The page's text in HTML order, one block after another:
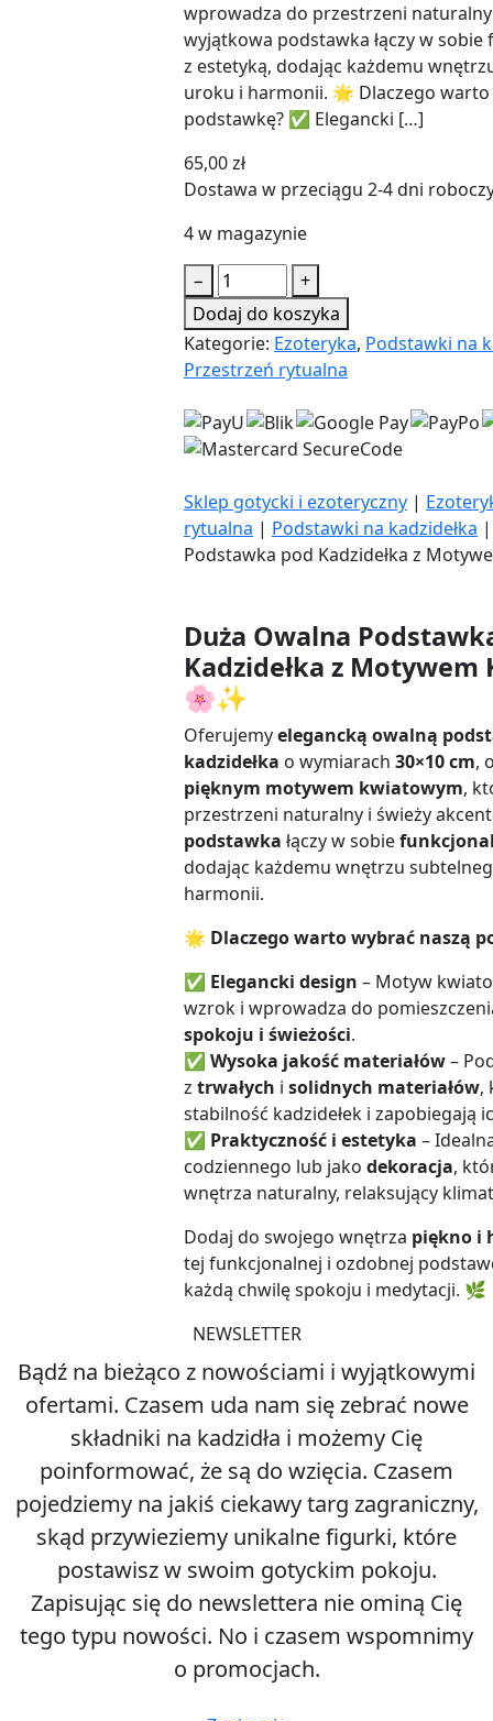
z estetyką, dodając każdemu
uroku i harmonii. 🌟 Dlaczego warto
podstawkę? ✅ Elegancki […]
65,00zł
Dostawa w przeciągu 2-4 dni
4 w magazynie
−
Duża
Owalna
Podstawka
pod
Kadzidełka
z
Motywem
Kwiatowym
+
Dodaj do koszyka
Kategorie:Ezoteryka
Przestrzeń rytualna
Sklep gotycki i ezoteryczny
Podstawka pod Kadzidełka z
🌸✨
Oferujemyelegancką owalną
kadzidełka
pięknym motywem kwiatowym,
przestrzeni naturalny i świeży
podstawkałączy w sobie
dodając każdemu wnętrzu
harmonii.
🌟Dlaczego warto wybrać naszą
✅ Elegancki design– Motyw
wzrok i wprowadza do
spokoju i świeżości.
✅Wysoka jakość materiałów–
ztrwałychisolidnych materiałów
stabilność kadzidełek i zapobiegają
✅Praktyczność i estetyka–
codziennego lub jako dekoracja,
wnętrza naturalny, relaksujący
Dodaj do swojego wnętrzapiękno i
tej funkcjonalnej i ozdobnej
każdą chwilę spokoju i medytacji. 🌿
NEWSLETTER
składniki na kadzidła i możemy Cię
poinformować, że są do wzięcia. Czasem
pojedziemy na jakiś ciekawy targ zagraniczny,
skąd przywieziemy unikalne figurki, które
postawisz w swoim gotyckim pokoju.
Zapisując się do newslettera nie ominą Cię
tego typu nowości. No i czasem wspomnimy
o promocjach.
Zapisz się